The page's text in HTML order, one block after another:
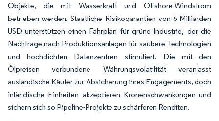
Objekte, die mit Wasserkraft und Offshore-Windstrom
betrieben werden. Staatliche Risikogarantien von 6 Milliarden
USD unterstützen einen Fahrplan für grüne Industrie, der die
Nachfrage nach Produktionsanlagen für saubere Technologien
und hochdichten Datenzentren stimuliert. Die mit den
Ölpreisen verbundene Währungsvolatilität veranlasst
ausländische Käufer zur Absicherung ihres Engagements, doch
inländische Einheiten akzeptieren Kronenschwankungen und
sichern sich so Pipeline-Projekte zu schärferen Renditen.